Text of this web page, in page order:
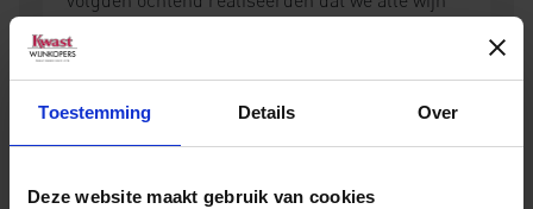
Toestemming Details Over
Deze website maakt gebruik van cookies
opgedronken hadden die me mee naar huis
moesten nemen voor ons
Op welk Delaire Graff wijnmoment zijn jullie het